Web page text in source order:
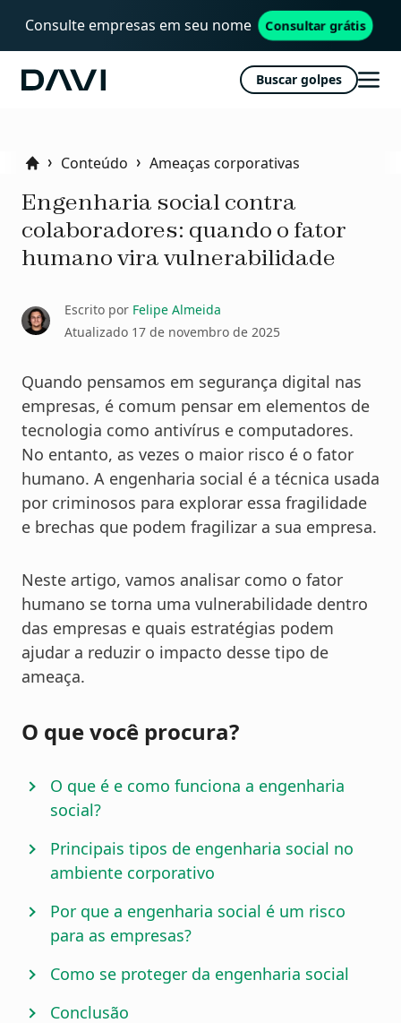
Consulte empresas em seu nome Consultar grátis
Davi Buscar golpes
Abrir
HomeConteúdo Ameaças corporativas
Engenharia social contra
colaboradores: quando o fator
humano vira vulnerabilidade
Escrito por Felipe Almeida
Atualizado 17 de novembro de 2025
Quando pensamos em segurança digital nas
empresas, é comum pensar em elementos de
tecnologia como antivírus e computadores.
No entanto, as vezes o maior risco é o fator
humano. A engenharia social é a técnica usada
por criminosos para explorar essa fragilidade
e brechas que podem fragilizar a sua empresa.
Neste artigo, vamos analisar como o fator
humano se torna uma vulnerabilidade dentro
das empresas e quais estratégias podem
ajudar a reduzir o impacto desse tipo de
ameaça.
O que você procura?
O que é e como funciona a engenharia
social?
Principais tipos de engenharia social no
ambiente corporativo
Por que a engenharia social é um risco
para as empresas?
Como se proteger da engenharia social
Conclusão